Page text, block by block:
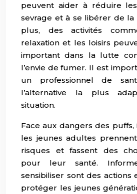
peuvent aider à réduire
sevrage et à se libérer de la
plus, des activités
relaxation et les loisirs
important dans la lutte
l’envie de fumer. Il est
un professionnel de
l’alternative la plus
situation.
Face aux dangers des
les jeunes adultes
risques et fassent des
pour leur santé.
sensibiliser sont des actions
protéger les jeunes